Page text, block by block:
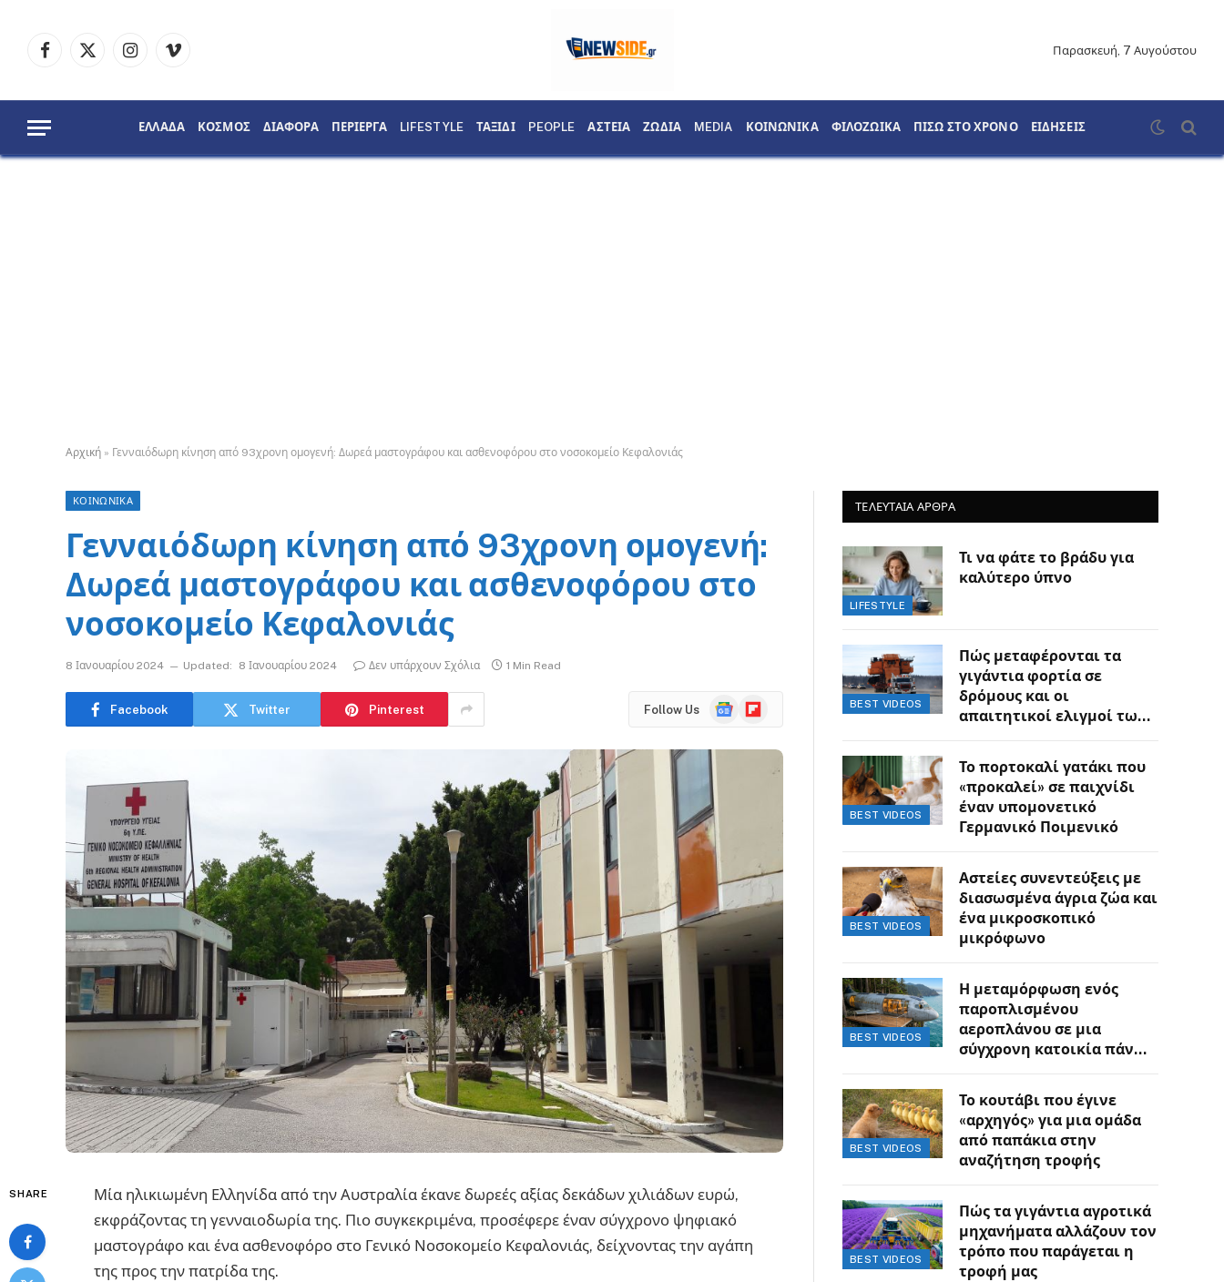
Facebook
X
InstagramVimeo
Παρασκευή, 7 Αυγούστου
ΕΛΛΑΔΑ ΚΟΣΜΟΣ ΔΙΑΦΟΡΑ ΠΕΡΙΕΡΓΑ LIFESTYLE ΤΑΞΙΔΙ PEOPLE ΑΣΤΕΙΑ ΖΩΔΙΑ MEDIA ΚΟΙΝΩΝΙΚΑ ΦΙΛΟΖΩΙΚΑ ΠΙΣΩ ΣΤΟ ΧΡΟΝΟ ΕΙΔΗΣΕΙΣ
Αρχική » Γενναιόδωρη κίνηση από 93χρονη ομογενή: Δωρεά μαστογράφου και ασθενοφόρου στο νοσοκομείο Κεφαλονιάς
ΚΟΙΝΩΝΙΚΑ
Γενναιόδωρη κίνηση από 93χρονη ομογενή:
Δωρεά μαστογράφου και ασθενοφόρου στο
νοσοκομείο Κεφαλονιάς
8 Ιανουαρίου 2024 Updated: 8 Ιανουαρίου 2024 Δεν υπάρχουν Σχόλια 1 Min Read
Facebook Twitter Pinterest Follow Us
GoogleFlipboard
SHARE
Μία ηλικιωμένη Ελληνίδα από την Αυστραλία έκανε δωρεές αξίας δεκάδων χιλιάδων ευρώ,
εκφράζοντας τη γενναιοδωρία της. Πιο συγκεκριμένα, προσέφερε έναν σύγχρονο ψηφιακό
μαστογράφο και ένα ασθενοφόρο στο Γενικό Νοσοκομείο Κεφαλονιάς, δείχνοντας την αγάπη
της προς την πατρίδα της.
ΤΕΛΕΥΤΑΙΑ ΑΡΘΡΑ
LIFESTYLE
Τι να φάτε το βράδυ για
καλύτερο ύπνο
BEST VIDEOS
Πώς μεταφέρονται τα
γιγάντια φορτία σε
δρόμους και οι
απαιτητικοί ελιγμοί των
BEST VIDEOS
Το πορτοκαλί γατάκι που
«προκαλεί» σε παιχνίδι
έναν υπομονετικό
Γερμανικό Ποιμενικό
BEST VIDEOS
Αστείες συνεντεύξεις με
διασωσμένα άγρια ζώα και
ένα μικροσκοπικό
μικρόφωνο
BEST VIDEOS
Η μεταμόρφωση ενός
παροπλισμένου
αεροπλάνου σε μια
σύγχρονη κατοικία πάνω
BEST VIDEOS
Το κουτάβι που έγινε
«αρχηγός» για μια ομάδα
από παπάκια στην
αναζήτηση τροφής
BEST VIDEOS
Πώς τα γιγάντια αγροτικά
μηχανήματα αλλάζουν τον
τρόπο που παράγεται η
τροφή μας